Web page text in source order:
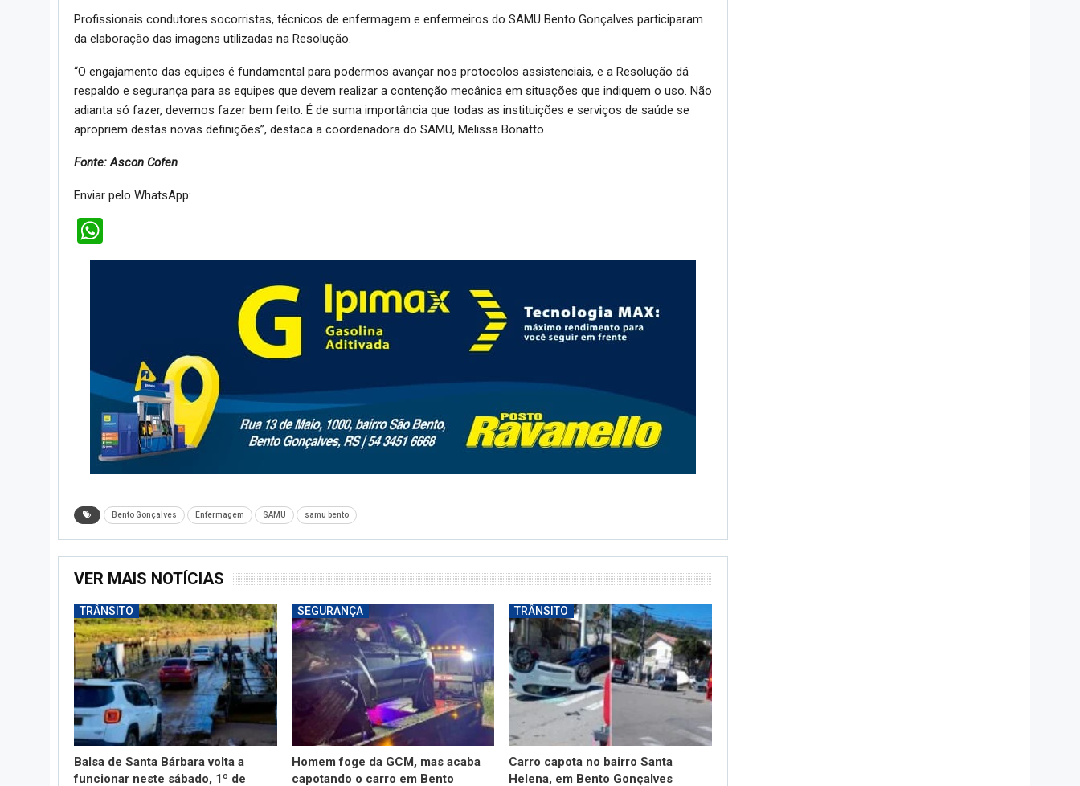
Profissionais condutores socorristas, técnicos de enfermagem e enfermeiros do SAMU Bento Gonçalves participaram
da elaboração das imagens utilizadas na Resolução.
“O engajamento das equipes é fundamental para podermos avançar nos protocolos assistenciais, e a Resolução dá
respaldo e segurança para as equipes que devem realizar a contenção mecânica em situações que indiquem o uso. Não
adianta só fazer, devemos fazer bem feito. É de suma importância que todas as instituições e serviços de saúde se
apropriem destas novas definições”, destaca a coordenadora do SAMU, Melissa Bonatto.
Fonte: Ascon Cofen
Enviar pelo WhatsApp:
Bento Gonçalves Enfermagem SAMU samu bento
VER MAIS NOTÍCIAS
TRÂNSITO
Balsa de Santa Bárbara volta a
funcionar neste sábado, 1º de
SEGURANÇA
Homem foge da GCM, mas acaba
capotando o carro em Bento
TRÂNSITO
Carro capota no bairro Santa
Helena, em Bento Gonçalves